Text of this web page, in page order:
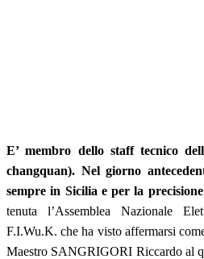
E’ membro dello staff tecnico
changquan). Nel giorno
sempre in Sicilia e per la
tenuta l’Assemblea Nazionale
F.I.Wu.K. che ha visto affermarsi
Maestro SANGRIGORI Riccardo al